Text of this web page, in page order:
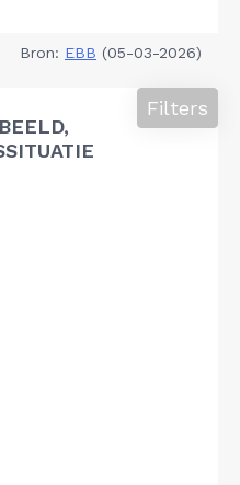
Bron: EBB (05-03-2026)
Filters